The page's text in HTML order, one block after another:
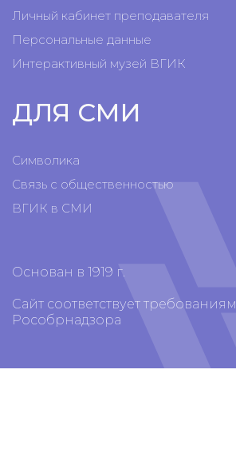
Личный кабинет преподавателя
Персональные данные
Интерактивный музей ВГИК
ДЛЯ СМИ
Символика
Связь с общественностью
ВГИК в СМИ
Основан в 1919 г.
Сайт соответствует требованиям
Рособрнадзора